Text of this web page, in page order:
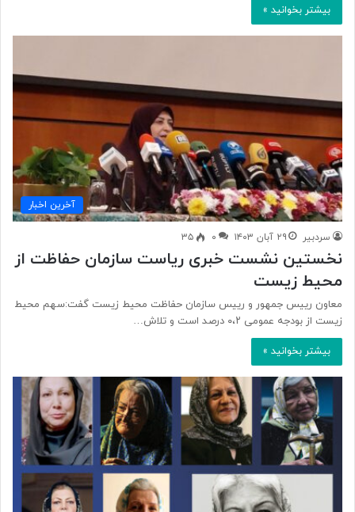
بیشتر بخوانید »
آخرین اخبار
سردبیر ۲۹ آبان ۱۴۰۳ ۰ ۳۵
نخستین نشست خبری ریاست سازمان حفاظت از
محیط زیست
معاون رییس جمهور و رییس سازمان حفاظت محیط زیست گفت:سهم محیط
زیست از بودجه عمومی ۰،۲ درصد است و تلاش…
بیشتر بخوانید »